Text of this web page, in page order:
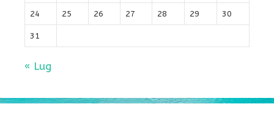
24 25 26 27 28 29 30
31
« Lug